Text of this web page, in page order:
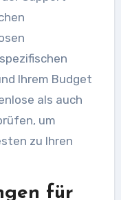
Ihrem Budget
als auch
um
zu Ihren
für